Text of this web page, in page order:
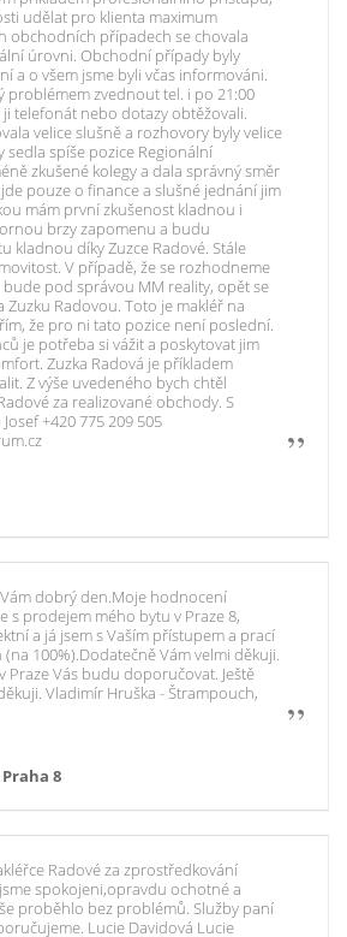
udělat pro klienta maximum
obchodních případech se chovala
úrovni. Obchodní případy byly
a o všem jsme byli včas informováni.
problémem zvednout tel. i po 21:00
ji telefonát nebo dotazy obtěžovali.
velice slušně a rozhovory byly velice
sedla spíše pozice Regionální
zkušené kolegy a dala správný směr
pouze o finance a slušné jednání jim
mám první zkušenost kladnou i
brzy zapomenu a budu
kladnou díky Zuzce Radové. Stále
V případě, že se rozhodneme
pod správou MM reality, opět se
Radovou. Toto je makléř na
že pro ni tato pozice není poslední.
je potřeba si vážit a poskytovat jim
Zuzka Radová je příkladem
Z výše uvedeného bych chtěl
za realizované obchody. S
+420 775 209 505
dobrý den.Moje hodnocení
s prodejem mého bytu v Praze 8,
a já jsem s Vaším přístupem a prací
100%).Dodatečně Vám velmi děkuji.
Praze Vás budu doporučovat. Ještě
Vladimír Hruška - Štrampouch,
8
Radové za zprostředkování
spokojeni,opravdu ochotné a
proběhlo bez problémů. Služby paní
Lucie Davidová Lucie